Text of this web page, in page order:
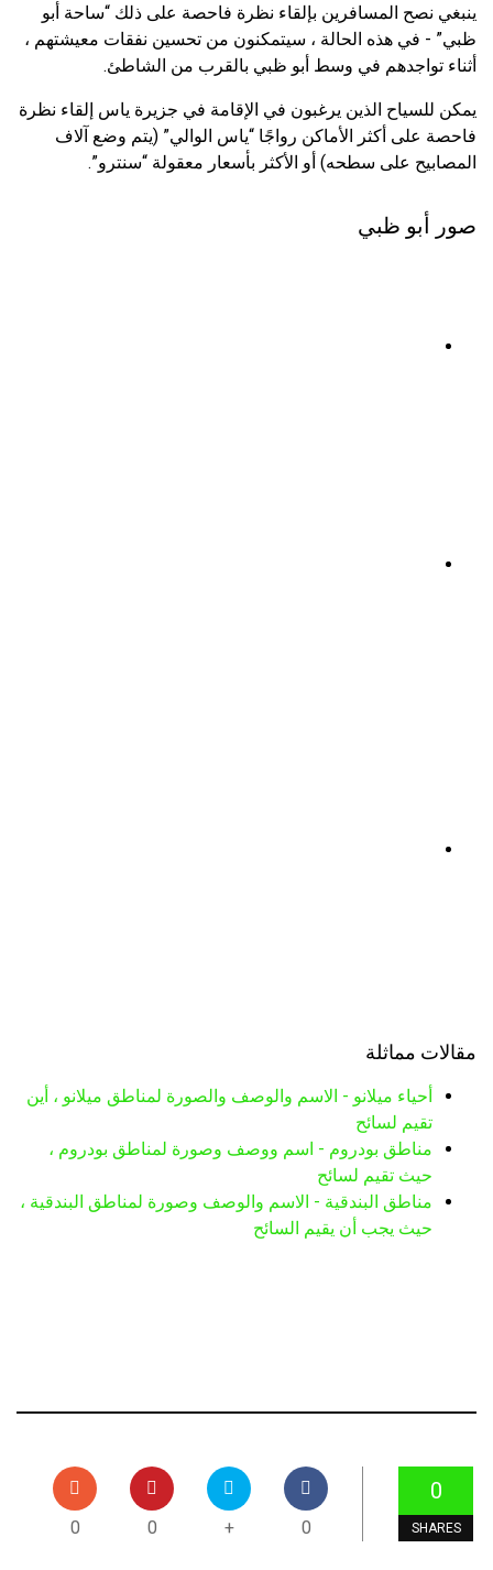
ينبغي نصح المسافرين بإلقاء نظرة فاحصة على ذلك “ساحة أبو
ظبي” - في هذه الحالة ، سيتمكنون من تحسين نفقات معيشتهم ،
أثناء تواجدهم في وسط أبو ظبي بالقرب من الشاطئ.
يمكن للسياح الذين يرغبون في الإقامة في جزيرة ياس إلقاء نظرة
فاحصة على أكثر الأماكن رواجًا “ياس الوالي” (يتم وضع آلاف
المصابيح على سطحه) أو الأكثر بأسعار معقولة “سنترو”.
صور أبو ظبي
مقالات مماثلة
أحياء ميلانو - الاسم والوصف والصورة لمناطق ميلانو ، أين
تقيم لسائح
مناطق بودروم - اسم ووصف وصورة لمناطق بودروم ،
حيث تقيم لسائح
مناطق البندقية - الاسم والوصف وصورة لمناطق البندقية ،
حيث يجب أن يقيم السائح
0
SHARES
0
+
0
0